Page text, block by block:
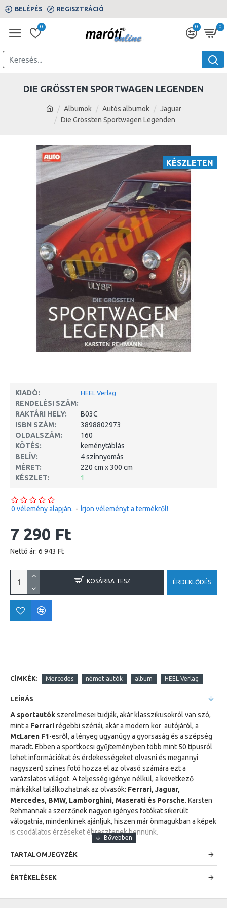
BELÉPÉS REGISZTRÁCIÓ
0 0 0
Albumok Autós albumok
Jaguar
Die Grössten Sportwagen Legenden
DIE GRÖSSTEN SPORTWAGEN LEGENDEN
KÉSZLETEN
KIADÓ: HEEL Verlag
RENDELÉSI SZÁM:
RAKTÁRI HELY:
B03C
ISBN SZÁM:
3898802973
OLDALSZÁM:
160
KÖTÉS:
keménytáblás
BELÍV:
4 színnyomás
MÉRET:
220 cm x 300 cm
KÉSZLET:
1
0 vélemény alapján. - Írjon véleményt a termékről!
7 290 Ft
Nettó ár: 6 943 Ft
KOSÁRBA TESZ ÉRDEKLŐDÉS
CÍMKÉK: Mercedes német autók album HEEL Verlag
LEÍRÁS
A sportautókszerelmesei tudják, akár klasszikusokról van szó,
mint a Ferrarirégebbi szériái, akár a modern kor autójáról, a
McLaren F1-esről, a lényeg ugyanúgy a gyorsaság és a szépség
maradt. Ebben a sportkocsi gyűjteményben több mint 50 típusról
lehet információkat és érdekességeket olvasni és megannyi
nagyszerű színes fotó hozza el az olvasó számára ezt a
varázslatos világot. A teljesség igénye nélkül, a következő
márkákkal találkozhatnak az olvasók: Ferrari, Jaguar,
Mercedes, BMW, Lamborghini, Maserati és Porsche. Karsten
Rehmannak a szerzőnek nagyon igényes fotókat sikerült
válogatnia, mindenkinek ajánljuk, hiszen már önmagukban a képek
is csodálatos érzéseket ébresztenek bennünk.
TARTALOMJEGYZÉK
ÉRTÉKELÉSEK